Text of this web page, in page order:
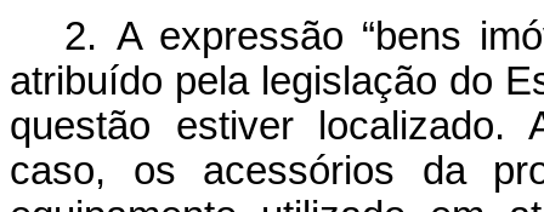
2. A expressão “bens
atribuído pela legislação do
questão estiver localizado.
caso, os acessórios da